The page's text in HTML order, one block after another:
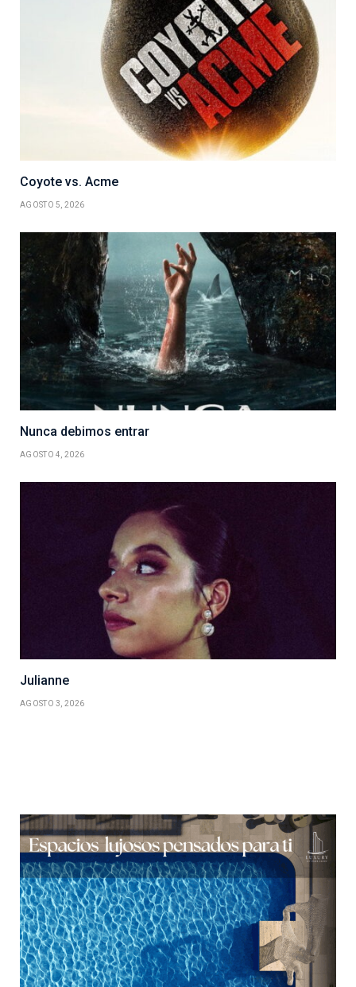
Coyote vs. Acme
AGOSTO 5, 2026
Nunca debimos entrar
AGOSTO 4, 2026
Julianne
AGOSTO 3, 2026